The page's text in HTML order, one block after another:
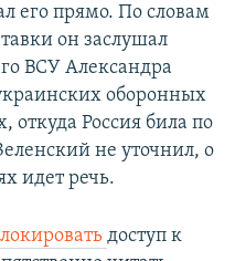
его прямо. По словам
он заслушал
ВСУ Александра
оборонных
откуда Россия била по
не уточнил, о
идет речь.
доступ к